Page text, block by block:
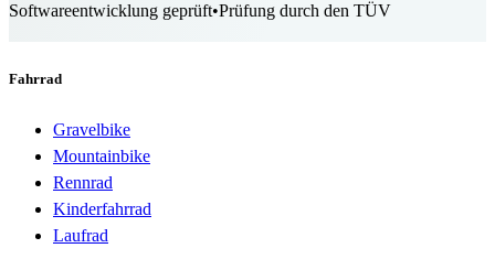
Softwareentwicklung geprüft•Prüfung durch den TÜV
Fahrrad
Gravelbike
Mountainbike
Rennrad
Kinderfahrrad
Laufrad